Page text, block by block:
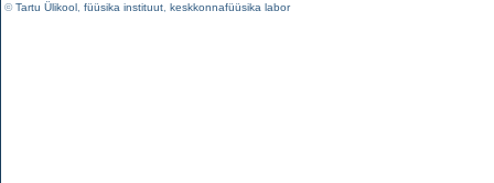
©Tartu Ülikool füüsika instituut keskkonnafüüsika labor